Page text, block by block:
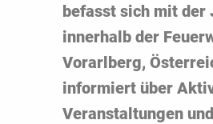
befasst sich mit der
innerhalb der
Vorarlberg,
informiert über
Veranstaltungen und